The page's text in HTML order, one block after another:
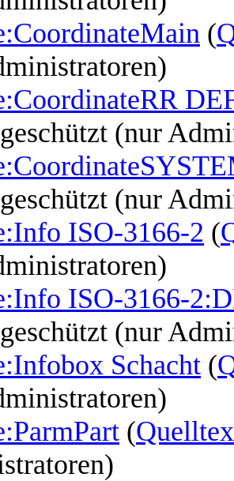
(
(nur
(nur
ISO-3166-2 (
ISO-3166-
(nur
Schacht (
(